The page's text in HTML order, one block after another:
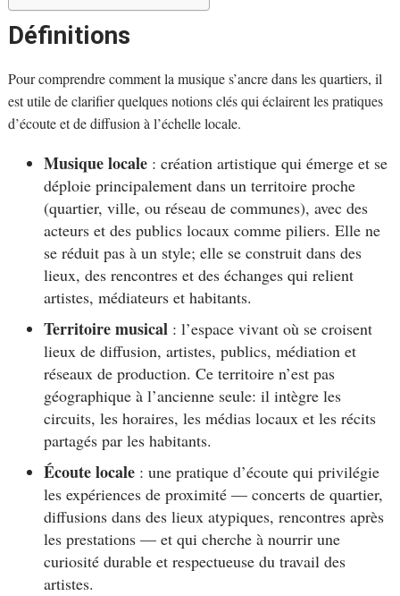
Définitions
Pour comprendre comment la musique s’ancre dans les quartiers, il
est utile de clarifier quelques notions clés qui éclairent les pratiques
d’écoute et de diffusion à l’échelle locale.
Musique locale: création artistique qui émerge et se
déploie principalement dans un territoire proche
(quartier, ville, ou réseau de communes), avec des
acteurs et des publics locaux comme piliers. Elle ne
se réduit pas à un style; elle se construit dans des
lieux, des rencontres et des échanges qui relient
artistes, médiateurs et habitants.
Territoire musical: l’espace vivant où se croisent
lieux de diffusion, artistes, publics, médiation et
réseaux de production. Ce territoire n’est pas
géographique à l’ancienne seule: il intègre les
circuits, les horaires, les médias locaux et les récits
partagés par les habitants.
Écoute locale: une pratique d’écoute qui privilégie
les expériences de proximité — concerts de quartier,
diffusions dans des lieux atypiques, rencontres après
les prestations — et qui cherche à nourrir une
curiosité durable et respectueuse du travail des
artistes.